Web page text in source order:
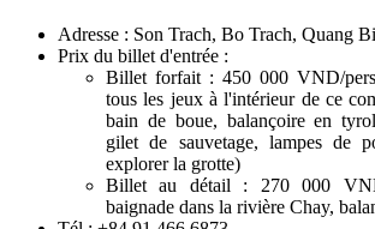
Adresse : Son Trach, Bo Trach, Quang
Prix du billet d'entrée :
Billet forfait : 450 000 VND/
tous les jeux à l'intérieur de ce
bain de boue, balançoire en
gilet de sauvetage, lampes de
explorer la grotte)
Billet au détail : 270 000
baignade dans la rivière Chay,